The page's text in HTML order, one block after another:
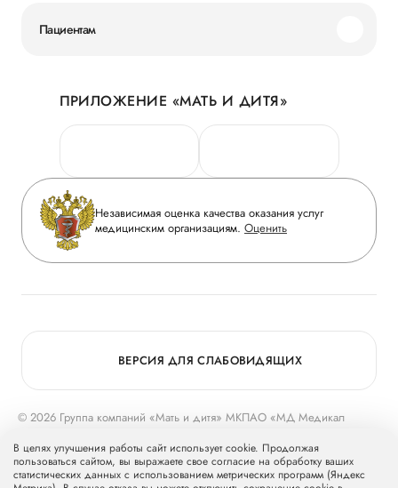
Новости
Руководство
Сотрудничество
Инвесторам
Журнал «Мать и дитя»
Вакансии
Медицинский туризм
Пациентам
Личный кабинет
Персональные данные
Горячая линия качества
Вопрос-ответ
Приложение пациента
Статьи
ПРИЛОЖЕНИЕ «МАТЬ И ДИТЯ»
Независимая оценка качества оказания услуг
медицинским организациям. Оценить
© 2026 Группа компаний «Мать и дитя» МКПАО «МД Медикал
Группу компаний «Мать и дитя».
ВЕРСИЯ ДЛЯ СЛАБОВИДЯЩИХ
В целях улучшения работы сайт использует cookie. Продолжая
пользоваться сайтом, вы выражаете свое согласие на обработку ваших
статистических данных с использованием метрических программ (Яндекс